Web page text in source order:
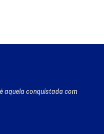
aquela conquistada com